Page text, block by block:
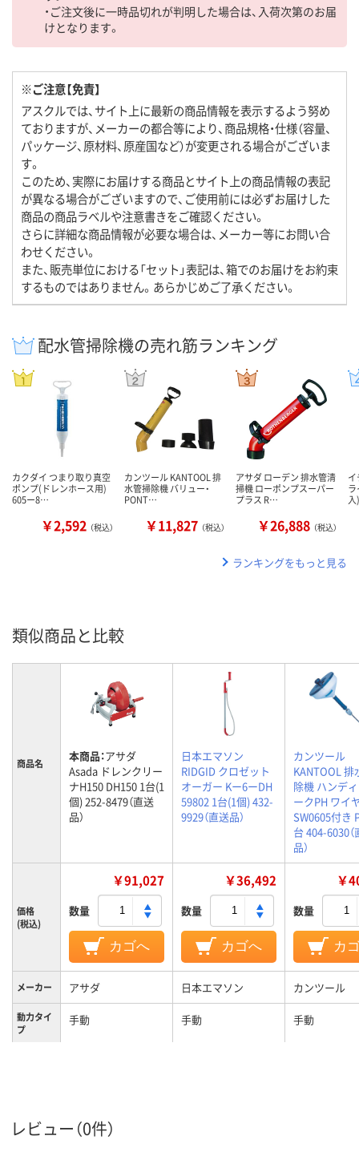
・ご注文後に一時品切れが判明した場合は、入荷次第のお届
けとなります。
※ご注意【免責】
アスクルでは、サイト上に最新の商品情報を表示するよう努め
ておりますが、メーカーの都合等により、商品規格・仕様（容量、
パッケージ、原材料、原産国など）が変更される場合がございま
す。
このため、実際にお届けする商品とサイト上の商品情報の表記
が異なる場合がございますので、ご使用前には必ずお届けした
商品の商品ラベルや注意書きをご確認ください。
さらに詳細な商品情報が必要な場合は、メーカー等にお問い合
わせください。
また、販売単位における「セット」表記は、箱でのお届けをお約束
するものではありません。あらかじめご了承ください。
配水管掃除機の売れ筋ランキング
カクダイ つまり取り真空
ポンプ(ドレンホース用)
605ー8…
￥2,592 （税込）
カンツール KANTOOL 排
水管掃除機 バリュー・
PONT…
￥11,827 （税込）
アサダ ローデン 排水管清
掃機 ローポンプスーパー
プラス R…
￥26,888 （税込）
ランキングをもっと見る
類似商品と比較
商品名 本商品：アサダ
Asada ドレンクリー
ナH150 DH150 1台(1
個) 252-8479（直送
品）
日本エマソン
RIDGID クロゼット
オーガー Kー6ーDH
59802 1台(1個) 432-
9929（直送品）
カンツール
KANTOOL 排
除機 ハンデ
ークPH ワイ
SW0605付き
台 404-6030（
品）
価格
(税込)
￥91,027
数量
カゴへ
￥36,492
数量
カゴへ
￥
数量
カ
メーカー アサダ 日本エマソン カンツール
動力タイ
プ
手動 手動 手動
レビュー（0件）